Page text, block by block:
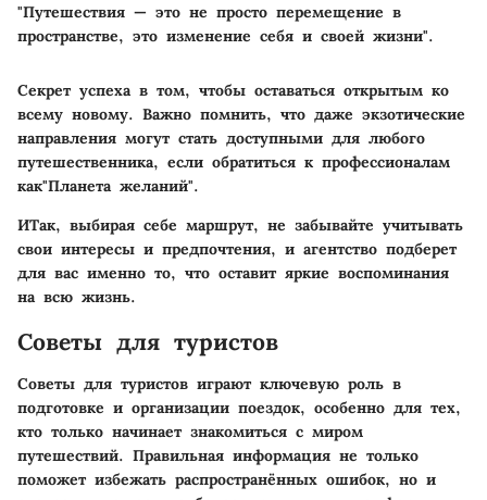
"Путешествия — это не просто перемещение в
пространстве, это изменение себя и своей жизни".
Секрет успеха в том, чтобы оставаться открытым ко
всему новому. Важно помнить, что даже экзотические
направления могут стать доступными для любого
путешественника, если обратиться к профессионалам
как"Планета желаний".
ИТак, выбирая себе маршрут, не забывайте учитывать
свои интересы и предпочтения, и агентство подберет
для вас именно то, что оставит яркие воспоминания
на всю жизнь.
Советы для туристов
Советы для туристов играют ключевую роль в
подготовке и организации поездок, особенно для тех,
кто только начинает знакомиться с миром
путешествий. Правильная информация не только
поможет избежать распространённых ошибок, но и